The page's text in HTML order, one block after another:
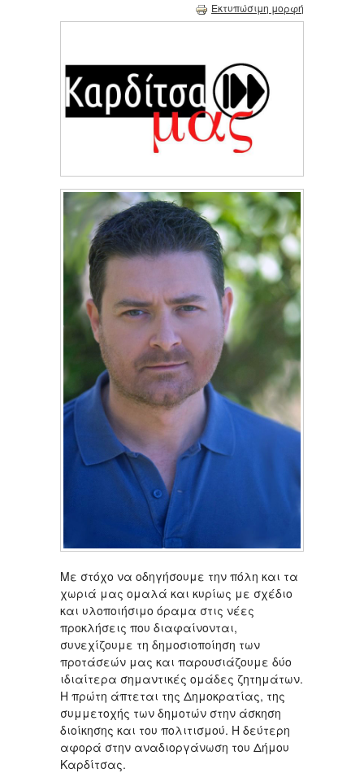
Εκτυπώσιμη μορφή
Με στόχο να οδηγήσουμε την πόλη και τα
χωριά μας ομαλά και κυρίως με σχέδιο
και υλοποιήσιμο όραμα στις νέες
προκλήσεις που διαφαίνονται,
συνεχίζουμε τη δημοσιοποίηση των
προτάσεών μας και παρουσιάζουμε δύο
ιδιαίτερα σημαντικές ομάδες ζητημάτων.
Η πρώτη άπτεται της Δημοκρατίας, της
συμμετοχής των δημοτών στην άσκηση
διοίκησης και του πολιτισμού. Η δεύτερη
αφορά στην αναδιοργάνωση του Δήμου
Καρδίτσας.